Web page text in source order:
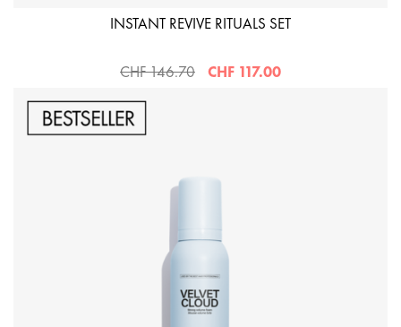
INSTANT REVIVE RITUALS SET
CHF 146.70 CHF 117.00